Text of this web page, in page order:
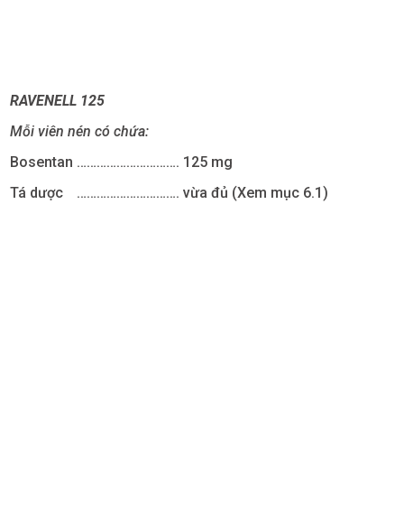
RAVENELL 125
Mỗi viên nén có chứa:
Bosentan …………………………. 125 mg
Tá dược
…………………………. vừa đủ (Xem mục 6.1)